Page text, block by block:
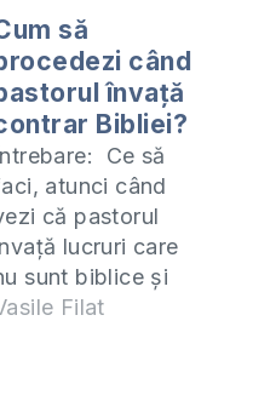
să
când
învață
Bibliei?
Ce să
atunci când
că pastorul
lucruri care
sunt biblice și
aceasta se
Filat